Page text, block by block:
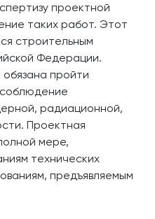
проектной
таких работ. Этот
строительным
Федерации.
пройти
радиационной,
Проектная
мере,
технических
предъявляемым